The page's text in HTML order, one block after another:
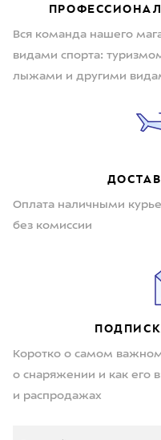
Вся команда нашего
видами спорта:
лыжами и другими
Оплата наличными
без комиссии
Коротко о самом
о снаряжении и как его
и распродажах